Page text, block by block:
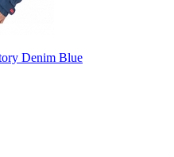
Denim Blue